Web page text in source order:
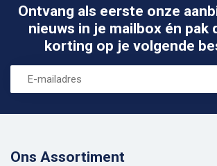
Ontvang als eerste onze
nieuws in je mailbox én pak
korting op je volgende
Ons Assortiment